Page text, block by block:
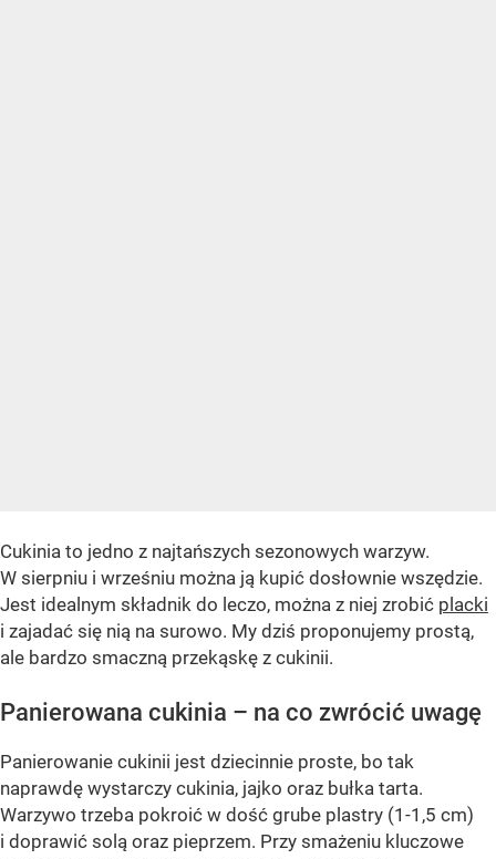
Cukinia to jedno z najtańszych sezonowych warzyw.
W sierpniu i wrześniu można ją kupić dosłownie wszędzie.
Jest idealnym składnik do leczo, można z niej zrobić placki
i zajadać się nią na surowo. My dziś proponujemy prostą,
ale bardzo smaczną przekąskę z cukinii.
Panierowana cukinia – na co zwrócić uwagę
Panierowanie cukinii jest dziecinnie proste, bo tak
naprawdę wystarczy cukinia, jajko oraz bułka tarta.
Warzywo trzeba pokroić w dość grube plastry (1-1,5 cm)
i doprawić solą oraz pieprzem. Przy smażeniu kluczowe